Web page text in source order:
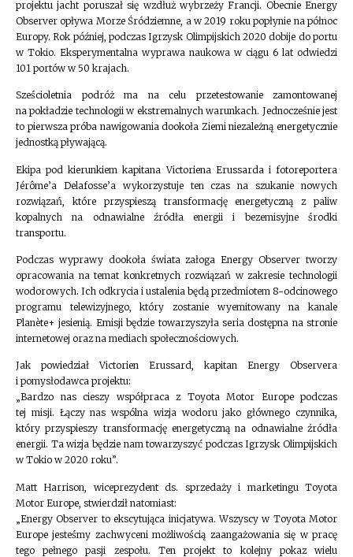
projektu jacht poruszał się wzdłuż wybrzeży Francji. Obecnie Energy
Observer opływa Morze Śródziemne, a w 2019 roku popłynie na północ
Europy. Rok później, podczas Igrzysk Olimpijskich 2020 dobije do portu
w Tokio. Eksperymentalna wyprawa naukowa w ciągu 6 lat odwiedzi
101 portów w 50 krajach.
Sześcioletnia podróż ma na celu przetestowanie zamontowanej
na pokładzie technologii w ekstremalnych warunkach. Jednocześnie jest
to pierwsza próba nawigowania dookoła Ziemi niezależną energetycznie
jednostką pływającą.
Ekipa pod kierunkiem kapitana Victoriena Erussarda i fotoreportera
Jérôme’a Delafosse’a wykorzystuje ten czas na szukanie nowych
rozwiązań, które przyspieszą transformację energetyczną z paliw
kopalnych na odnawialne źródła energii i bezemisyjne środki
transportu.
Podczas wyprawy dookoła świata załoga Energy Observer tworzy
opracowania na temat konkretnych rozwiązań w zakresie technologii
wodorowych. Ich odkrycia i ustalenia będą przedmiotem 8-odcinowego
programu telewizyjnego, który zostanie wyemitowany na kanale
Planète+ jesienią. Emisji będzie towarzyszyła seria dostępna na stronie
internetowej oraz na mediach społecznościowych.
Jak powiedział Victorien Erussard, kapitan Energy Observera
i pomysłodawca projektu:
„Bardzo nas cieszy współpraca z Toyota Motor Europe podczas
tej misji. Łączy nas wspólna wizja wodoru jako głównego czynnika,
który przyspieszy transformację energetyczną na odnawialne źródła
energii. Ta wizja będzie nam towarzyszyć podczas Igrzysk Olimpijskich
w Tokio w 2020 roku”.
Matt Harrison, wiceprezydent ds. sprzedaży i marketingu Toyota
Motor Europe, stwierdził natomiast:
„Energy Observer to ekscytująca inicjatywa. Wszyscy w Toyota Motor
Europe jesteśmy zachwyceni możliwością zaangażowania się w pracę
tego pełnego pasji zespołu. Ten projekt to kolejny pokaz wielu